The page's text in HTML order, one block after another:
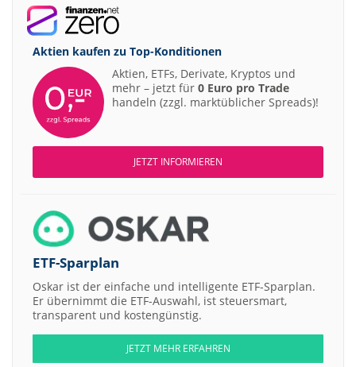
Aktien kaufen zu Top-Konditionen
Aktien, ETFs, Derivate, Kryptos und
mehr – jetzt für 0 Euro pro Trade
handeln (zzgl. marktüblicher Spreads)!
JETZT INFORMIEREN
ETF-Sparplan
Oskar ist der einfache und intelligente ETF-Sparplan.
Er übernimmt die ETF-Auswahl, ist steuersmart,
transparent und kostengünstig.
JETZT MEHR ERFAHREN